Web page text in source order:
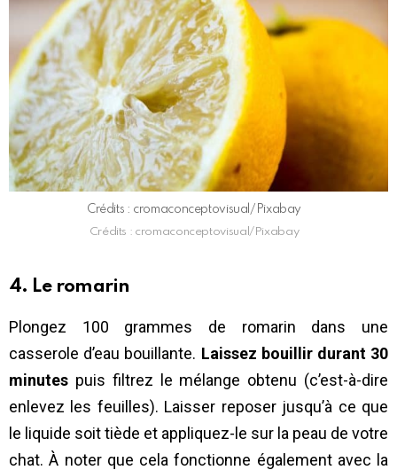
Crédits : cromaconceptovisual/Pixabay
Crédits : cromaconceptovisual/Pixabay
4. Le romarin
Plongez 100 grammes de romarin dans une
casserole d’eau bouillante. Laissez bouillir durant 30
minutes puis filtrez le mélange obtenu (c’est-à-dire
enlevez les feuilles). Laisser reposer jusqu’à ce que
le liquide soit tiède et appliquez-le sur la peau de votre
chat. À noter que cela fonctionne également avec la